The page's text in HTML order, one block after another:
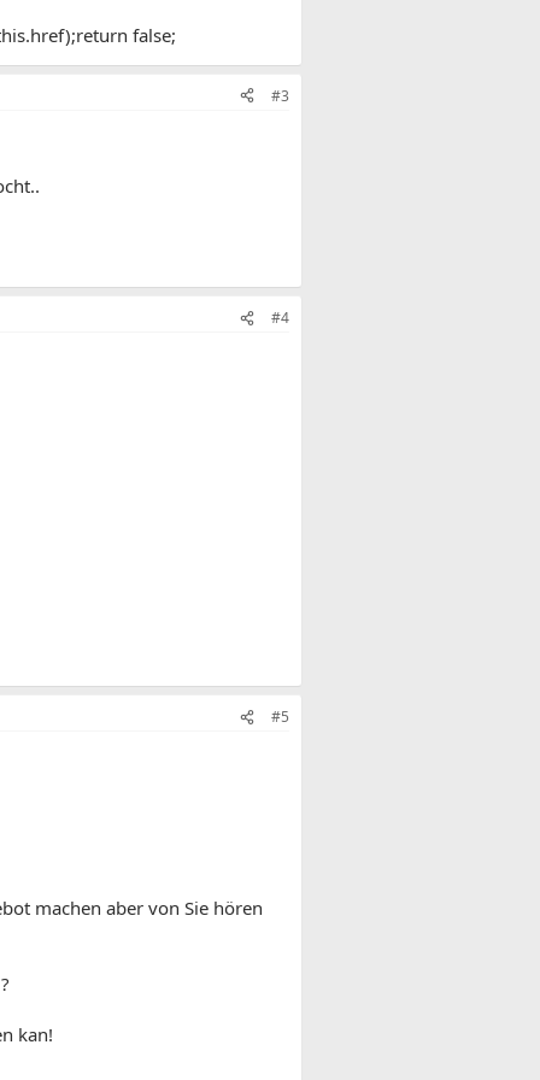
false;
#3
#4
#5
machen aber von Sie hören
kan!